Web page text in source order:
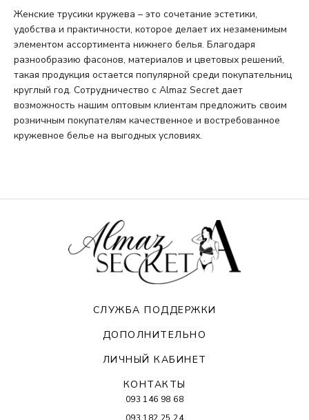
Женские трусики кружева – это сочетание эстетики,
удобства и практичности, которое делает их незаменимым
элементом ассортимента нижнего белья. Благодаря
разнообразию фасонов, материалов и цветовых решений,
такая продукция остается популярной среди покупательниц
круглый год. Сотрудничество с Almaz Secret дает
возможность нашим оптовым клиентам предложить своим
розничным покупателям качественное и востребованное
кружевное белье на выгодных условиях.
СЛУЖБА ПОДДЕРЖКИ
ДОПОЛНИТЕЛЬНО
ЛИЧНЫЙ КАБИНЕТ
КОНТАКТЫ
093 146 98 68